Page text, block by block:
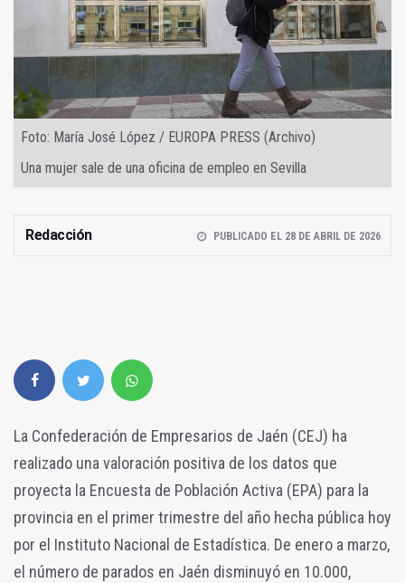
Foto: María José López / EUROPA PRESS (Archivo)
Una mujer sale de una oficina de empleo en Sevilla
Redacción PUBLICADO EL 28 DE ABRIL DE 2026
La Confederación de Empresarios de Jaén (CEJ) ha
realizado una valoración positiva de los datos que
proyecta la Encuesta de Población Activa (EPA) para la
provincia en el primer trimestre del año hecha pública hoy
por el Instituto Nacional de Estadística. De enero a marzo,
el número de parados en Jaén disminuyó en 10.000,